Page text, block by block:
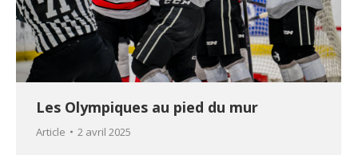
Les Olympiques au pied du mur
Article 2 avril 2025